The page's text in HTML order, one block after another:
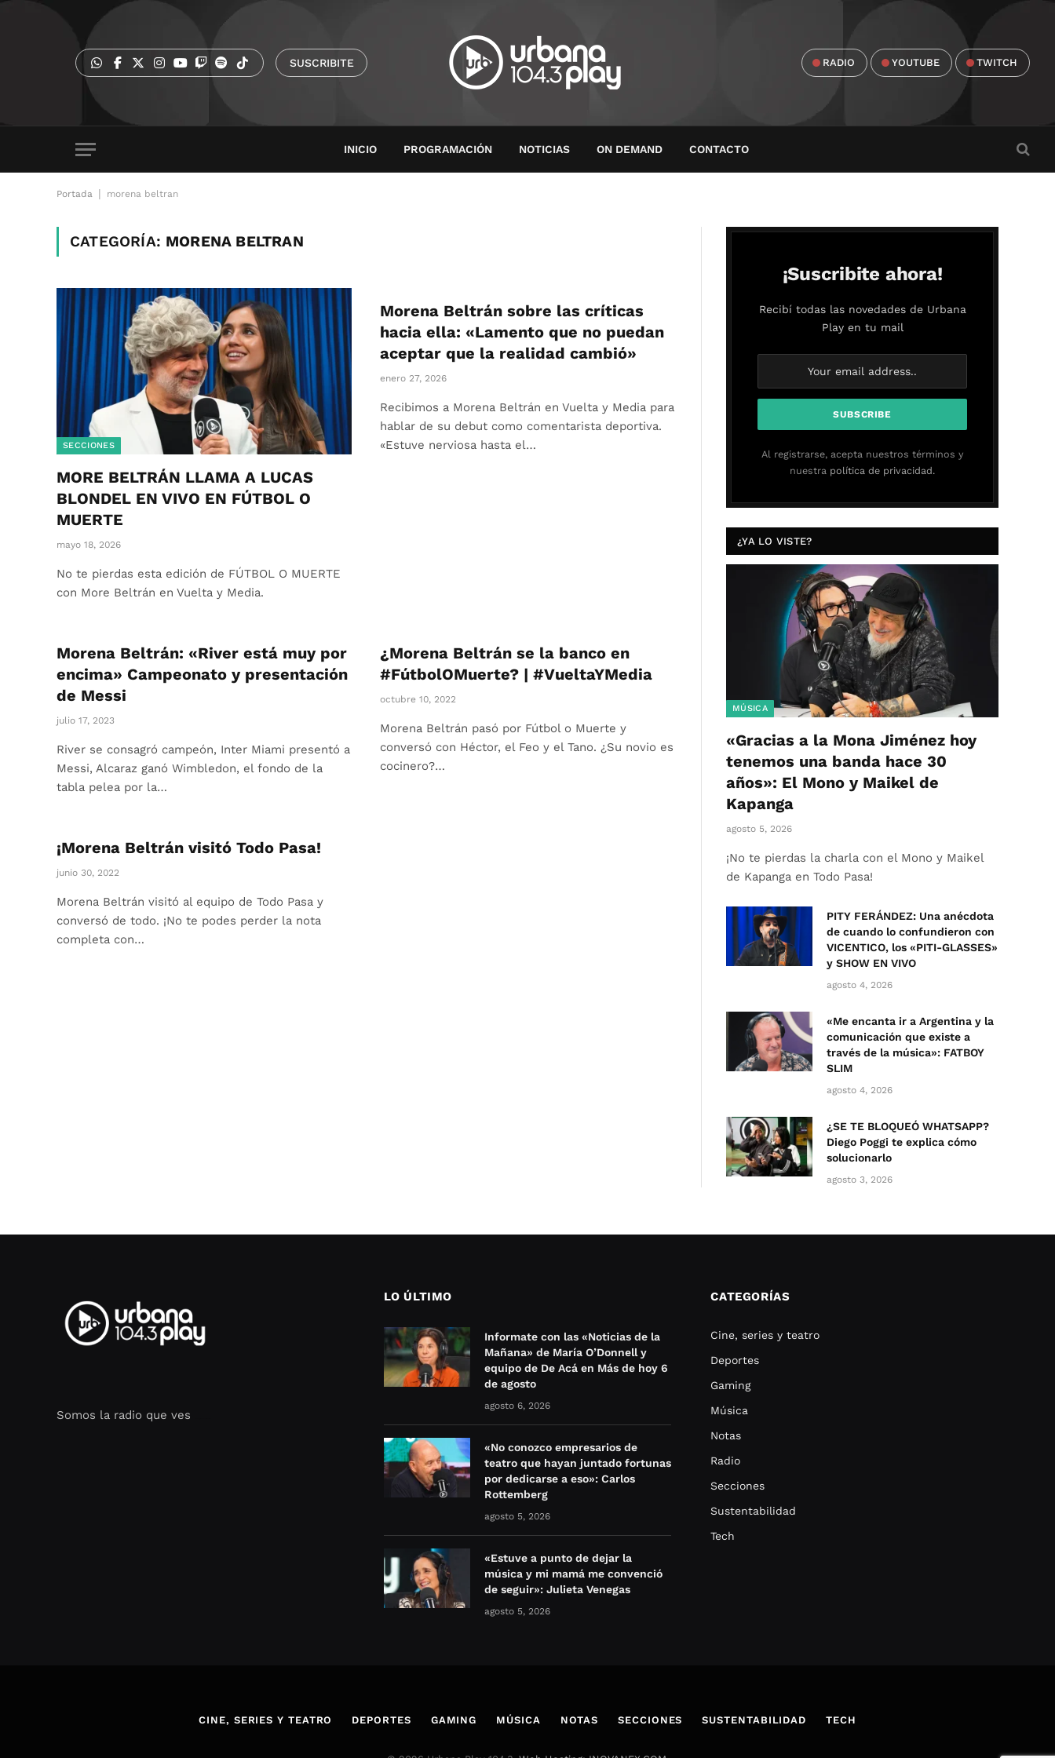
SUSCRIBITE RADIO YOUTUBE TWITCH
INICIO PROGRAMACIÓN NOTICIAS ON DEMAND CONTACTO
Portada morena beltran
CATEGORÍA: MORENA BELTRAN
SECCIONES
MORE BELTRÁN LLAMA A LUCAS
BLONDEL EN VIVO EN FÚTBOL O
MUERTE
mayo 18, 2026
No te pierdas esta edición de FÚTBOL O MUERTE
con More Beltrán en Vuelta y Media.
Morena Beltrán sobre las críticas
hacia ella: «Lamento que no puedan
aceptar que la realidad cambió»
enero 27, 2026
Recibimos a Morena Beltrán en Vuelta y Media para
hablar de su debut como comentarista deportiva.
«Estuve nerviosa hasta el…
Morena Beltrán: «River está muy por
encima» Campeonato y presentación
de Messi
julio 17, 2023
River se consagró campeón, Inter Miami presentó a
Messi, Alcaraz ganó Wimbledon, el fondo de la
tabla pelea por la…
¿Morena Beltrán se la banco en
#FútbolOMuerte? | #VueltaYMedia
octubre 10, 2022
Morena Beltrán pasó por Fútbol o Muerte y
conversó con Héctor, el Feo y el Tano. ¿Su novio es
cocinero?…
¡Morena Beltrán visitó Todo Pasa!
junio 30, 2022
Morena Beltrán visitó al equipo de Todo Pasa y
conversó de todo. ¡No te podes perder la nota
completa con…
¡Suscribite ahora!
Recibí todas las novedades de Urbana
Play en tu mail
Al registrarse, acepta nuestros términos y
nuestra política de privacidad.
¿YA LO VISTE?
MÚSICA
«Gracias a la Mona Jiménez hoy
tenemos una banda hace 30
años»: El Mono y Maikel de
Kapanga
agosto 5, 2026
¡No te pierdas la charla con el Mono y Maikel
de Kapanga en Todo Pasa!
PITY FERÁNDEZ: Una anécdota
de cuando lo confundieron con
VICENTICO, los «PITI-GLASSES»
y SHOW EN VIVO
agosto 4, 2026
«Me encanta ir a Argentina y la
comunicación que existe a
través de la música»: FATBOY
SLIM
agosto 4, 2026
¿SE TE BLOQUEÓ WHATSAPP?
Diego Poggi te explica cómo
solucionarlo
agosto 3, 2026
Somos la radio que ves
LO ÚLTIMO
Informate con las «Noticias de la
Mañana» de María O’Donnell y
equipo de De Acá en Más de hoy 6
de agosto
agosto 6, 2026
«No conozco empresarios de
teatro que hayan juntado fortunas
por dedicarse a eso»: Carlos
Rottemberg
agosto 5, 2026
«Estuve a punto de dejar la
música y mi mamá me convenció
de seguir»: Julieta Venegas
agosto 5, 2026
CATEGORÍAS
Cine, series y teatro
Deportes
Gaming
Música
Notas
Radio
Secciones
Sustentabilidad
Tech
CINE, SERIES Y TEATRO DEPORTES GAMING MÚSICA NOTAS SECCIONES SUSTENTABILIDAD TECH